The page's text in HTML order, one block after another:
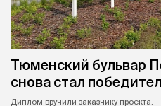
Тюменский бульвар
снова стал
Диплом вручили заказчику проекта.